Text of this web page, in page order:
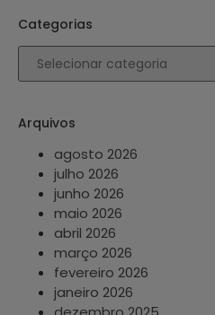
Categorias
Arquivos
agosto 2026
julho 2026
junho 2026
maio 2026
abril 2026
março 2026
fevereiro 2026
janeiro 2026